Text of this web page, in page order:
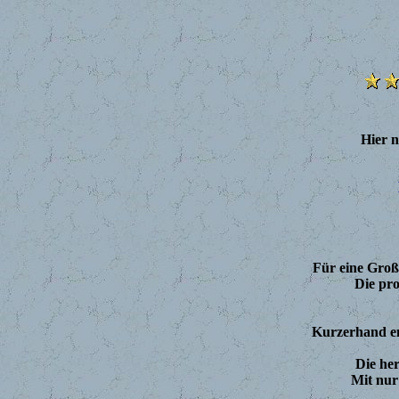
Hier
Für eine
Die
Kurzerhand
Die
Mit nur